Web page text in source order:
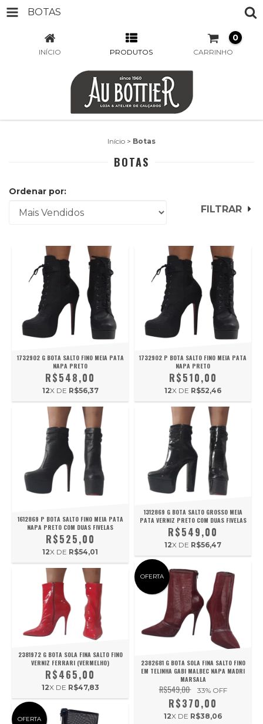
BOTAS
INÍCIO PRODUTOS CARRINHO
0
Início > Botas
BOTAS
Ordenar por:
FILTRAR
1732902 G BOTA SALTO FINO MEIA PATA
NAPA PRETO
R$548,00
12X DE R$56,37
1732902 P BOTA SALTO FINO MEIA PATA
NAPA PRETO
R$510,00
12X DE R$52,46
1612869 P BOTA SALTO FINO MEIA PATA
NAPA PRETO COM DUAS FIVELAS
R$525,00
12X DE R$54,01
1312869 G BOTA SALTO GROSSO MEIA
PATA VERNIZ PRETO COM DUAS FIVELAS
R$549,00
12X DE R$56,47
2381972 G BOTA SOLA FINA SALTO FINO
VERNIZ FERRARI (VERMELHO)
R$465,00
12X DE R$47,83
OFERTA
2382681 G BOTA SOLA FINA SALTO FINO
EM TELINHA GABI MALBEC NAPA MADRI
MARSALA
R$549,00 33% OFF
R$370,00
12X DE R$38,06
OFERTA